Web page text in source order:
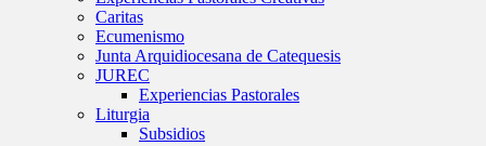
Caritas
Ecumenismo
Junta Arquidiocesana de Catequesis
JUREC
Experiencias Pastorales
Liturgia
Subsidios